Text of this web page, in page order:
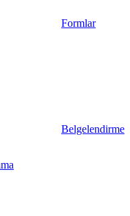
Formlar
Belgelendirme